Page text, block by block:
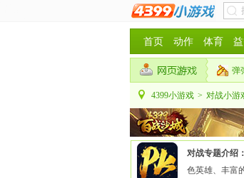
首页 动作 体育
弹
4399小游戏 > 对战小游
对战专题介绍：
色英雄、丰富